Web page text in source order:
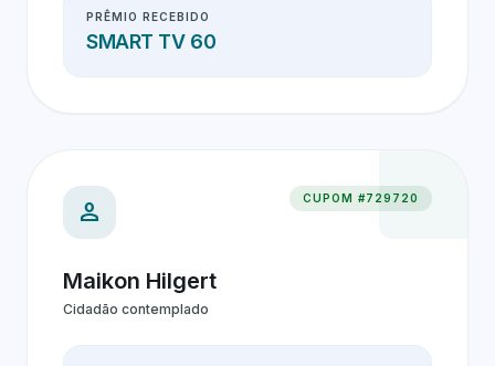
PRÊMIO RECEBIDO
SMART TV 60
person CUPOM #729720
Maikon Hilgert
Cidadão contemplado